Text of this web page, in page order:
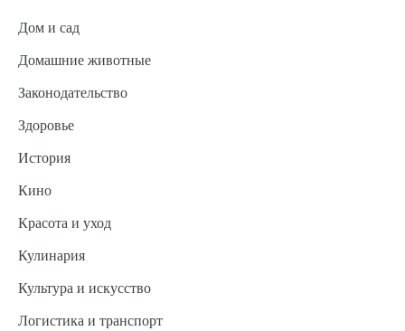
Дом и сад
Домашние животные
Законодательство
Здоровье
История
Кино
Красота и уход
Кулинария
Культура и искусство
Логистика и транспорт